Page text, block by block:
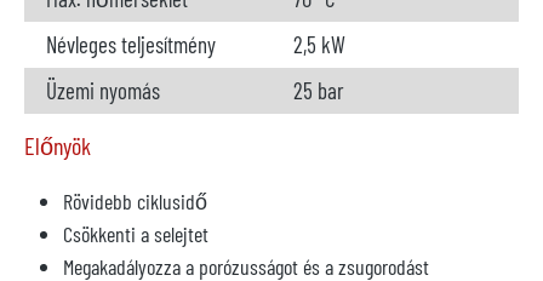
Névleges teljesítmény
2,5 kW
Üzemi nyomás
25 bar
Előnyök
Rövidebb ciklusidő
Csökkenti a selejtet
Megakadályozza a porózusságot és a zsugorodást